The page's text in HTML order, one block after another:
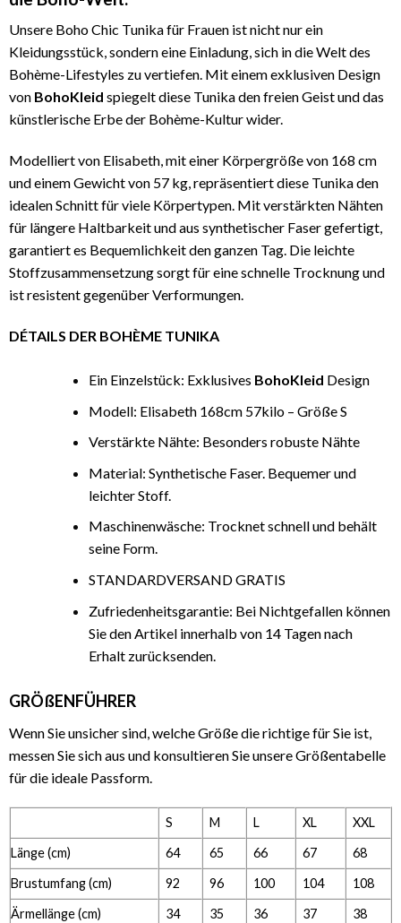
Unsere Boho Chic Tunika für Frauen ist nicht nur ein
Kleidungsstück, sondern eine Einladung, sich in die Welt des
Bohème-Lifestyles zu vertiefen. Mit einem exklusiven Design
von BohoKleid spiegelt diese Tunika den freien Geist und das
künstlerische Erbe der Bohème-Kultur wider.
Modelliert von Elisabeth, mit einer Körpergröße von 168 cm
und einem Gewicht von 57 kg, repräsentiert diese Tunika den
idealen Schnitt für viele Körpertypen. Mit verstärkten Nähten
für längere Haltbarkeit und aus synthetischer Faser gefertigt,
garantiert es Bequemlichkeit den ganzen Tag. Die leichte
Stoffzusammensetzung sorgt für eine schnelle Trocknung und
ist resistent gegenüber Verformungen.
DÉTAILS DER BOHÈME TUNIKA
Ein Einzelstück: Exklusives BohoKleid Design
Modell: Elisabeth 168cm 57kilo – Größe S
Verstärkte Nähte: Besonders robuste Nähte
Material: Synthetische Faser. Bequemer und
leichter Stoff.
Maschinenwäsche: Trocknet schnell und behält
seine Form.
STANDARDVERSAND GRATIS
Zufriedenheitsgarantie: Bei Nichtgefallen können
Sie den Artikel innerhalb von 14 Tagen nach
Erhalt zurücksenden.
GRÖßENFÜHRER
Wenn Sie unsicher sind, welche Größe die richtige für Sie ist,
messen Sie sich aus und konsultieren Sie unsere Größentabelle
für die ideale Passform.
S M L XL
XXL
Länge (cm)
64 65 66 67
68
Brustumfang (cm)
92 96 100 104
108
Ärmellänge (cm)
34 35 36 37 38